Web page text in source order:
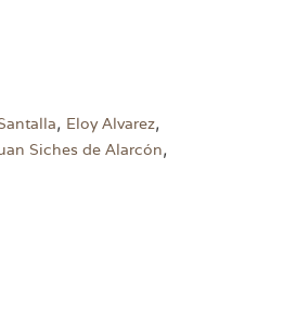
, Eloy Alvarez,
Siches de Alarcón,